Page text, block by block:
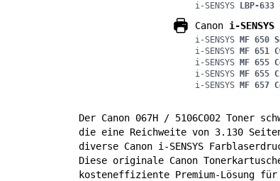
i-SENSYS LBP-633
Canon i-SENSYS
i-SENSYS MF 650
i-SENSYS MF 651
i-SENSYS MF 655
i-SENSYS MF 655
i-SENSYS MF 657
Der Canon 067H / 5106C002 Toner
die eine Reichweite von 3.130
diverse Canon i-SENSYS
Diese originale Canon
kosteneffiziente Premium-Lösung für